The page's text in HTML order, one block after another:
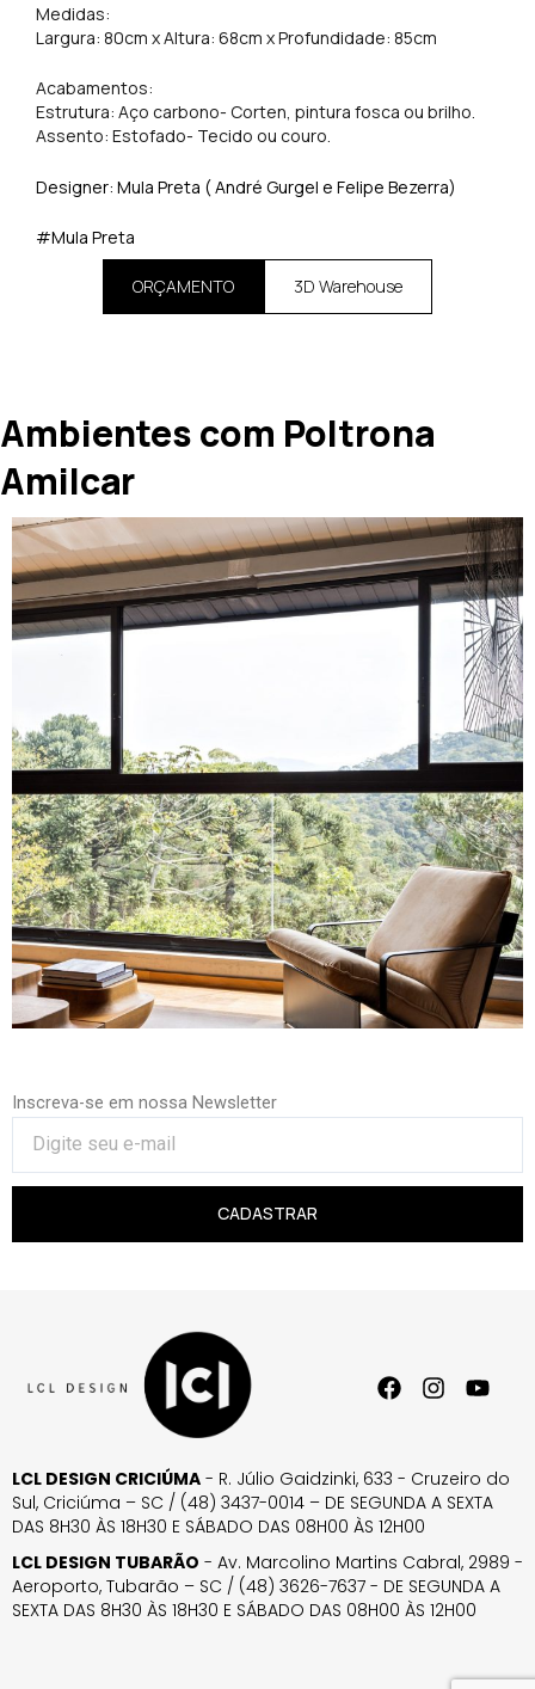
Medidas:
Largura: 80cm x Altura: 68cm x Profundidade: 85cm
Acabamentos:
Estrutura: Aço carbono- Corten, pintura fosca ou brilho.
Assento: Estofado- Tecido ou couro.
Designer: Mula Preta ( André Gurgel e Felipe Bezerra)
#Mula Preta
ORÇAMENTO 3D Warehouse
Ambientes com Poltrona
Amilcar
Inscreva-se em nossa Newsletter
CADASTRAR
LCL DESIGN CRICIÚMA - R. Júlio Gaidzinki, 633 - Cruzeiro do
Sul, Criciúma – SC / (48) 3437-0014 – DE SEGUNDA A SEXTA
DAS 8H30 ÀS 18H30 E SÁBADO DAS 08H00 ÀS 12H00
LCL DESIGN TUBARÃO - Av. Marcolino Martins Cabral, 2989 -
Aeroporto, Tubarão – SC / (48) 3626-7637 - DE SEGUNDA A
SEXTA DAS 8H30 ÀS 18H30 E SÁBADO DAS 08H00 ÀS 12H00